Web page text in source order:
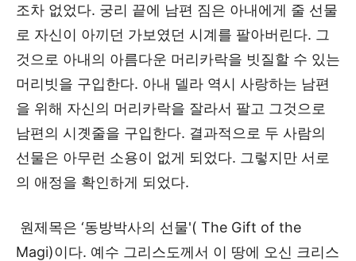
조차 없었다. 궁리 끝에 남편 짐은 아내에게 줄 선물
로 자신이 아끼던 가보였던 시계를 팔아버린다. 그
것으로 아내의 아름다운 머리카락을 빗질할 수 있는
머리빗을 구입한다. 아내 델라 역시 사랑하는 남편
을 위해 자신의 머리카락을 잘라서 팔고 그것으로
남편의 시곗줄을 구입한다. 결과적으로 두 사람의
선물은 아무런 소용이 없게 되었다. 그렇지만 서로
의 애정을 확인하게 되었다.
원제목은 ‘동방박사의 선물'( The Gift of the
Magi)이다. 예수 그리스도께서 이 땅에 오신 크리스